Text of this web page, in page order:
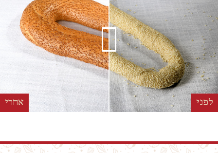
לפני אחרי